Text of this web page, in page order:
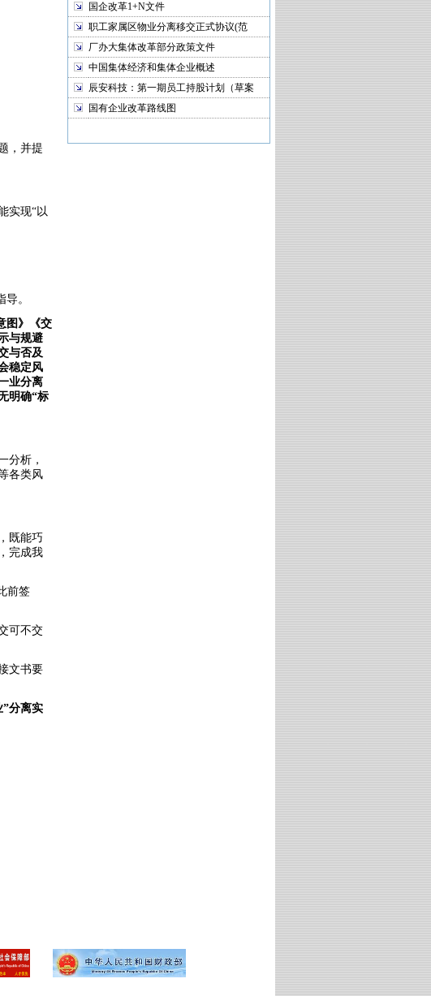
，并提
实现“以
。
图》《交
与规避
与否及
稳定风
业分离
明确“标
分析，
各类风
既能巧
完成我
前签
可不交
文书要
”分离实
国企改革1+N文件
职工家属区物业分离移交正式协议(范
厂办大集体改革部分政策文件
中国集体经济和集体企业概述
辰安科技：第一期员工持股计划（草案
国有企业改革路线图